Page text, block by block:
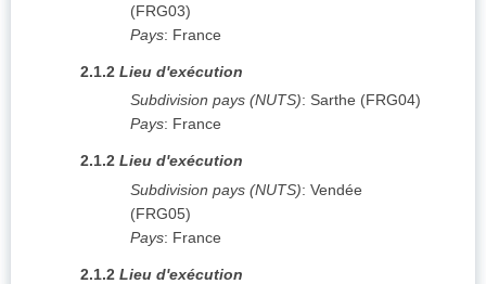
(FRG03)
Pays: France
2.1.2 Lieu d'exécution
Subdivision pays (NUTS): Sarthe (FRG04)
Pays: France
2.1.2 Lieu d'exécution
Subdivision pays (NUTS): Vendée
(FRG05)
Pays: France
2.1.2 Lieu d'exécution